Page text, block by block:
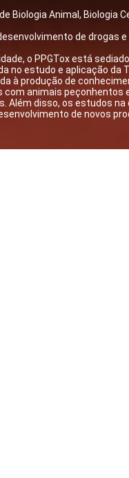
Biologia Animal, Biologia
de drogas
o PPGTox está
no estudo e aplicação da
à produção de
animais
Além disso, os estudos
de novos